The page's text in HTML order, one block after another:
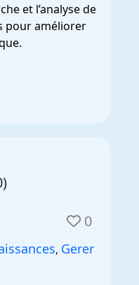
et l’analyse de
pour améliorer
0
, Gerer